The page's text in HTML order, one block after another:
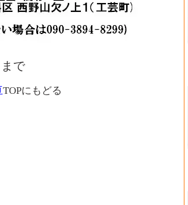
まで
TOPにもどる